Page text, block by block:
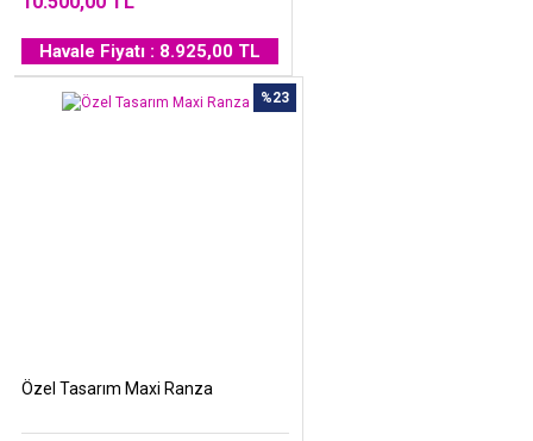
Havale Fiyatı : 8.925,00 TL
%23
Özel Tasarım Maxi Ranza